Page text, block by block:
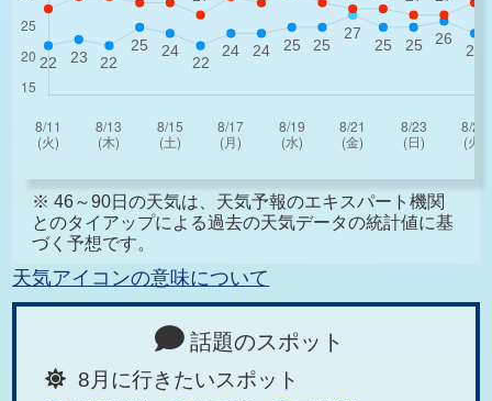
※ 46～90日の天気は、天気予報のエキスパート機関
とのタイアップによる過去の天気データの統計値に基
づく予想です。
天気アイコンの意味について
話題のスポット
8月に行きたいスポット